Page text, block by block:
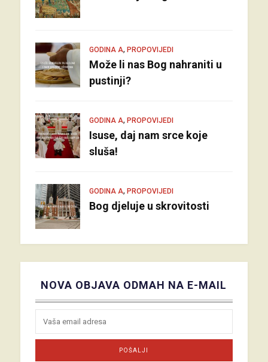
GODINA A, PROPOVIJEDI
Može li nas Bog nahraniti u
pustinji?
GODINA A, PROPOVIJEDI
Isuse, daj nam srce koje
sluša!
GODINA A, PROPOVIJEDI
Bog djeluje u skrovitosti
NOVA OBJAVA ODMAH NA E-MAIL